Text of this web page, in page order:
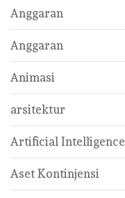
Anggaran
Anggaran
Animasi
arsitektur
Artificial Intelligence
Aset Kontinjensi